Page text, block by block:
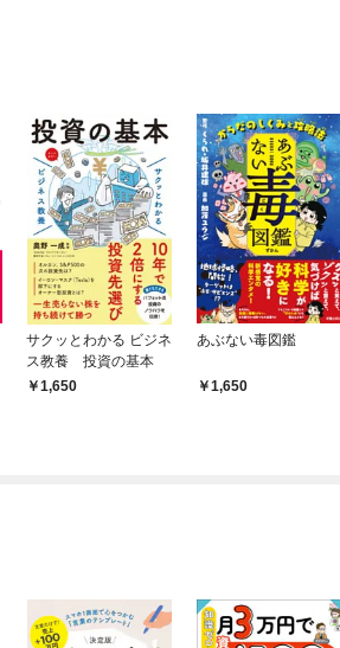
サクッとわかる ビジネ
ス教養 投資の基本
1,650
あぶない毒図鑑
1,650